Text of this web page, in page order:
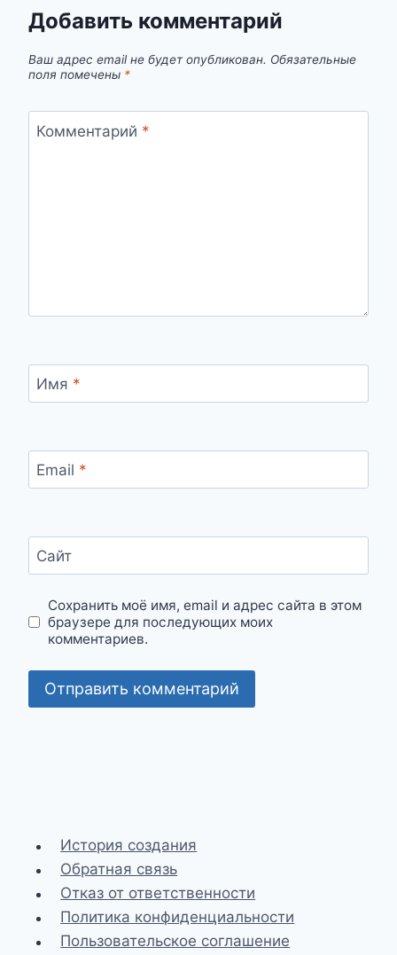
Добавить комментарий
Ваш адрес email не будет опубликован. Обязательные
поля помечены *
Комментарий *
Имя *
Email *
Сайт
Сохранить моё имя, email и адрес сайта в этом
браузере для последующих моих
комментариев.
История создания
Обратная связь
Отказ от ответственности
Политика конфиденциальности
Пользовательское соглашение